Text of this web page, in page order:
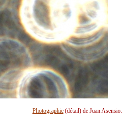
Photographie(détail) de Juan Asensio.